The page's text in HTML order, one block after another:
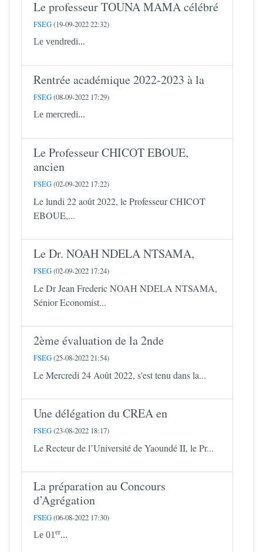
Le professeur TOUNA MAMA célébré
FSEG(19-09-2022 22:32)
Le vendredi...
Rentrée académique 2022-2023 à la
FSEG(08-09-2022 17:29)
Le mercredi...
Le Professeur CHICOT EBOUE,
ancien
FSEG(02-09-2022 17:22)
Le lundi 22 août 2022, le Professeur CHICOT
EBOUE,...
Le Dr. NOAH NDELA NTSAMA,
FSEG(02-09-2022 17:24)
Le Dr Jean Frederic NOAH NDELA NTSAMA,
Sénior Economist...
2ème évaluation de la 2nde
FSEG(25-08-2022 21:54)
Le Mercredi 24 Août 2022, s'est tenu dans la...
Une délégation du CREA en
FSEG(23-08-2022 18:17)
Le Recteur de l’Université de Yaoundé II, le Pr...
La préparation au Concours
d’Agrégation
FSEG(06-08-2022 17:30)
Le 01 er...